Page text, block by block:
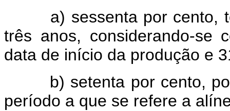
a) sessenta por cento,
três anos, considerando-se
data de início da produção e
b) setenta por cento, por
período a que se refere a